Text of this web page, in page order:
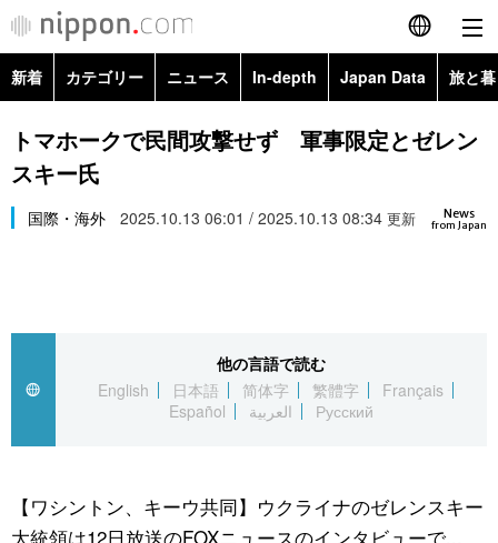
English
简体字
Русский
カテゴリー
経済・ビジネス
国際
文化
トップ
アーカイブ
In-depth
Japan Data
動画/Live
新着 カテゴリー ニュース In-depth Japan Data 旅と
政治・外交
経済・ビジネス
スポーツ・東京2020
Topics
トマホークで民間攻撃せず 軍事限定とゼレン
スキー氏
News
from Japan
国際・海外 2025.10.13 06:01 / 2025.10.13 08:34 更新
他の言語で読む
English
日本語 简体字 繁體字
Français
Español
العربية Русский
【ワシントン、キーウ共同】ウクライナのゼレンスキー
大統領は12日放送のFOXニュースのインタビューで...